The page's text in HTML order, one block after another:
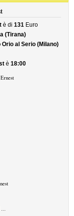
è di131 Euro
(Tirana)
Orio al Serio (Milano)
è18:00